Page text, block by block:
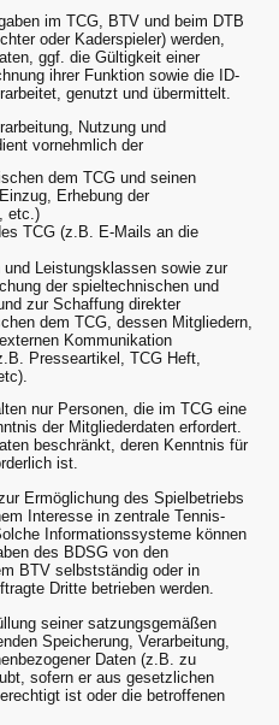
im TCG, BTV und beim DTB
oder Kaderspieler) werden,
ggf. die Gültigkeit einer
ihrer Funktion sowie die ID-
genutzt und übermittelt.
Nutzung und
vornehmlich der
dem TCG und seinen
Erhebung der
etc.)
TCG (z.B. E-Mails an die
und Leistungsklassen sowie zur
der spieltechnischen und
zur Schaffung direkter
dem TCG, dessen Mitgliedern,
Kommunikation
Presseartikel, TCG Heft,
nur Personen, die im TCG eine
der Mitgliederdaten erfordert.
beschränkt, deren Kenntnis für
ist.
Ermöglichung des Spielbetriebs
Interesse in zentrale Tennis-
Informationssysteme können
des BDSG von den
BTV selbstständig oder in
Dritte betrieben werden.
seiner satzungsgemäßen
Speicherung, Verarbeitung,
Daten (z.B. zu
sofern er aus gesetzlichen
ist oder die betroffenen